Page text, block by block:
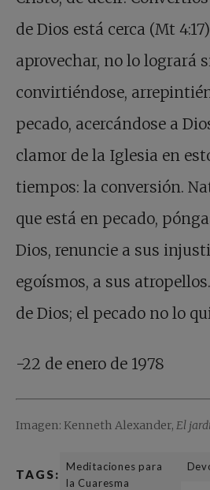
de Dios está cerca (Mt
aprovechar, no lo logrará
convirtiéndose,
pecado, acercándose a
clamor de la Iglesia en
tiempos: la conversión.
que está en pecado,
Dios, renuncie a sus
egoísmos, a sus
de Dios; el pecado no lo
-22 de enero de 1978
Imagen: Kenneth Alexander, El
TAGS:
Meditaciones para
la Cuaresma